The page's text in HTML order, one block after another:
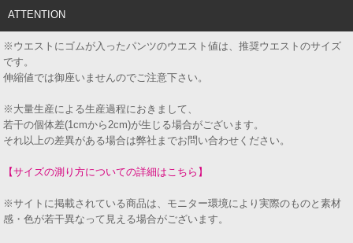
ATTENTION
※ウエストにゴムが入ったパンツのウエスト値は、推奨ウエストのサイズ
です。
伸縮値では御座いませんのでご注意下さい。
※大量生産による生産過程におきまして、
若干の個体差(1cmから2cm)が生じる場合がございます。
それ以上の差異がある場合は弊社までお問い合わせください。
【サイズの測り方についての詳細はこちら】
※サイトに掲載されている商品は、モニター環境により実際のものと素材
感・色が若干異なって見える場合がございます。